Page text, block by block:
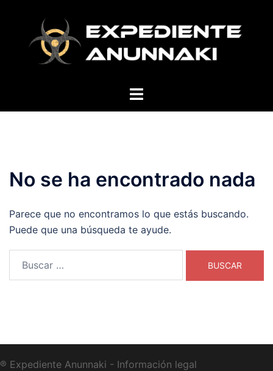
contenido
Alternar
No se ha encontrado nada
Parece que no encontramos lo que estás buscando.
Puede que una búsqueda te ayude.
® Expediente Anunnaki - Información legal